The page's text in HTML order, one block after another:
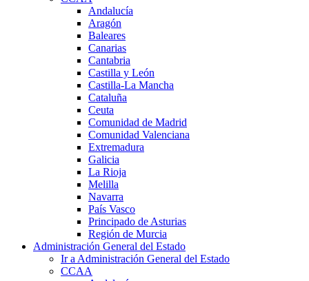
Andalucía
Aragón
Baleares
Canarias
Cantabria
Castilla y León
Castilla-La Mancha
Cataluña
Ceuta
Comunidad de Madrid
Comunidad Valenciana
Extremadura
Galicia
La Rioja
Melilla
Navarra
País Vasco
Principado de Asturias
Región de Murcia
Administración General del Estado
Ir a Administración General del Estado
CCAA